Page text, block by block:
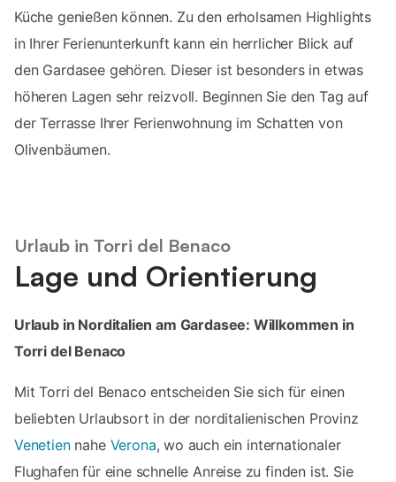
Küche genießen können. Zu den erholsamen Highlights
in Ihrer Ferienunterkunft kann ein herrlicher Blick auf
den Gardasee gehören. Dieser ist besonders in etwas
höheren Lagen sehr reizvoll. Beginnen Sie den Tag auf
der Terrasse Ihrer Ferienwohnung im Schatten von
Olivenbäumen.
Urlaub in Torri del Benaco
Lage und Orientierung
Urlaub in Norditalien am Gardasee: Willkommen in
Torri del Benaco
Mit Torri del Benaco entscheiden Sie sich für einen
beliebten Urlaubsort in der norditalienischen Provinz
Venetiennahe Verona, wo auch ein internationaler
Flughafen für eine schnelle Anreise zu finden ist. Sie